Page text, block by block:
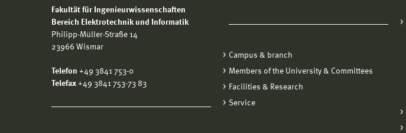
Fakultät für Ingenieurwissenschaften
Bereich Elektrotechnik und Informatik
Philipp-Müller-Straße 14
23966 Wismar
Telefon +49 3841 753-0
Telefax +49 3841 753-73 83
Campus & branch
Members of the University & Committees
Facilities & Research
Service